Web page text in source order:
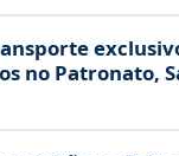
no Patronato,